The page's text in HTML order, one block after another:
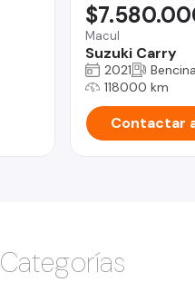
Macul
Suzuki Carry
2021 Bencina
118000 km
Contactar
Categorías